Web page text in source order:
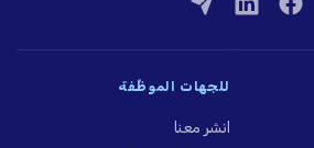
للجهات الموظِّفة
انشر معنا